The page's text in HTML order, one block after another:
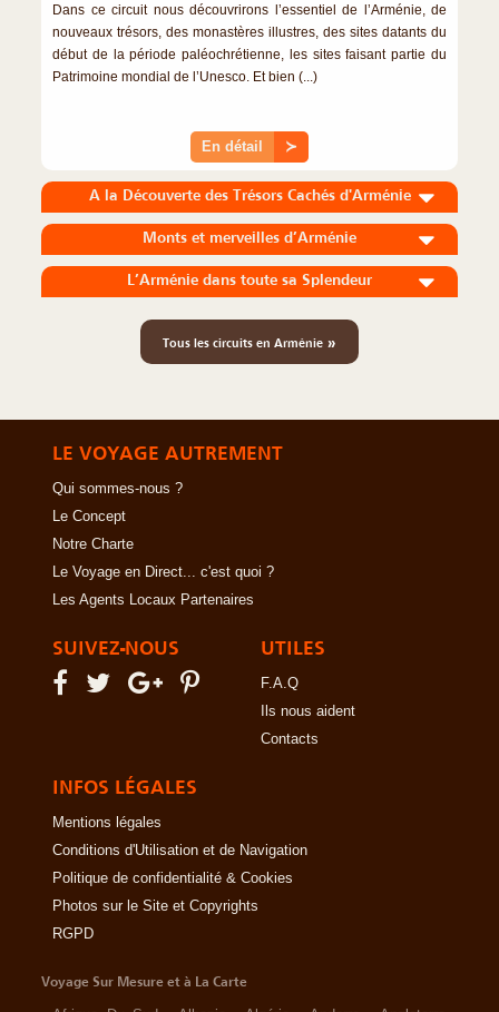
Dans ce circuit nous découvrirons l’essentiel de l’Arménie, de
nouveaux trésors, des monastères illustres, des sites datants du
début de la période paléochrétienne, les sites faisant partie du
Patrimoine mondial de l’Unesco. Et bien (...)
En détail ≻
A la Découverte des Trésors Cachés d'Arménie
Monts et merveilles d’Arménie
L’Arménie dans toute sa Splendeur
Tous les circuits en Arménie »
LE VOYAGE AUTREMENT
Qui sommes-nous ?
Le Concept
Notre Charte
Le Voyage en Direct... c'est quoi ?
Les Agents Locaux Partenaires
SUIVEZ-NOUS UTILES
F.A.Q
Ils nous aident
Contacts
INFOS LÉGALES
Mentions légales
Conditions d'Utilisation et de Navigation
Politique de confidentialité & Cookies
Photos sur le Site et Copyrights
RGPD
Voyage Sur Mesure et à La Carte